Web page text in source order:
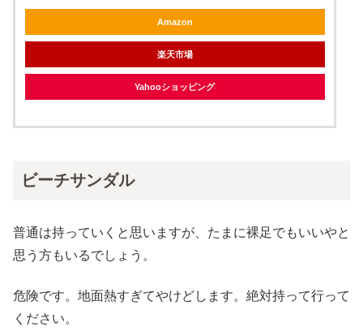
Amazon
楽天市場
Yahooショッピング
ビーチサンダル
普通は持っていくと思いますが、たまに裸足でもいいやと
思う方もいるでしょう。
危険です。地面熱すぎてやけどします。絶対持って行って
ください。